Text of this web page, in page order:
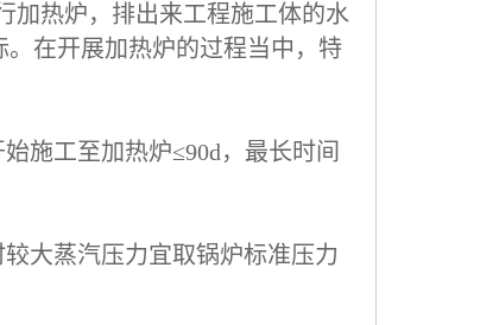
加热炉，排出来工程施工体的水
在开展加热炉的过程当中，特
施工至加热炉≤90d，最长时间
大蒸汽压力宜取锅炉标准压力